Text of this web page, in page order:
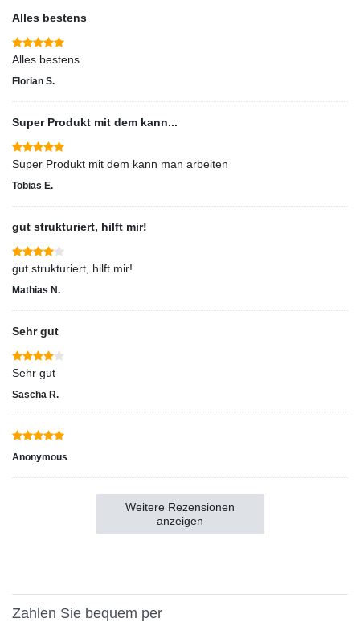
Alles bestens
Alles bestens
Florian S.
Super Produkt mit dem kann...
Super Produkt mit dem kann man arbeiten
Tobias E.
gut strukturiert, hilft mir!
gut strukturiert, hilft mir!
Mathias N.
Sehr gut
Sehr gut
Sascha R.
Anonymous
Weitere Rezensionen
anzeigen
Zahlen Sie bequem per